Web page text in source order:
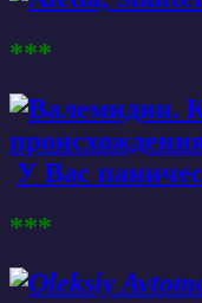
***
У Вас
***